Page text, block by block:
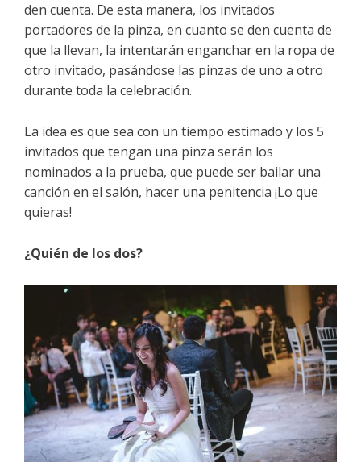
den cuenta. De esta manera, los invitados
portadores de la pinza, en cuanto se den cuenta de
que la llevan, la intentarán enganchar en la ropa de
otro invitado, pasándose las pinzas de uno a otro
durante toda la celebración.
La idea es que sea con un tiempo estimado y los 5
invitados que tengan una pinza serán los
nominados a la prueba, que puede ser bailar una
canción en el salón, hacer una penitencia ¡Lo que
quieras!
¿Quién de los dos?